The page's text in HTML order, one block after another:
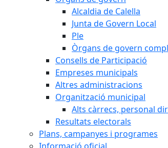
Alcaldia de Calella
Junta de Govern Local
Ple
Òrgans de govern
Consells de Participació
Empreses municipals
Altres administracions
Organització municipal
Alts càrrecs, personal
Resultats electorals
Plans, campanyes i programes